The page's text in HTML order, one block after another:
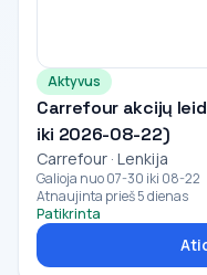
Aktyvus
Carrefour akcijų
iki 2026-08-22)
Carrefour · Lenkija
Galioja nuo 07-30 iki 08-22
Atnaujinta prieš 5 dienas
Patikrinta